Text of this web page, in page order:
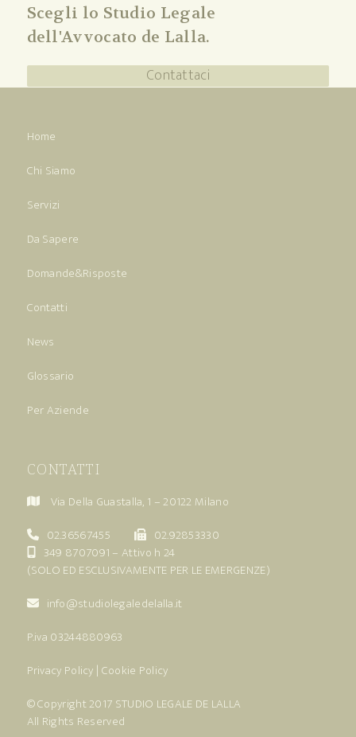
Scegli lo Studio Legale
dell'Avvocato de Lalla.
Contattaci
Home
Chi Siamo
Servizi
Da Sapere
Domande&Risposte
Contatti
News
Glossario
Per Aziende
CONTATTI
Via Della Guastalla, 1 – 20122 Milano
02.36567455
02.92853330
349 8707091 – Attivo h 24
(SOLO ED ESCLUSIVAMENTE PER LE EMERGENZE)
info@studiolegaledelalla.it
P.iva 03244880963
Privacy Policy | Cookie Policy
© Copyright 2017 STUDIO LEGALE DE LALLA
All Rights Reserved